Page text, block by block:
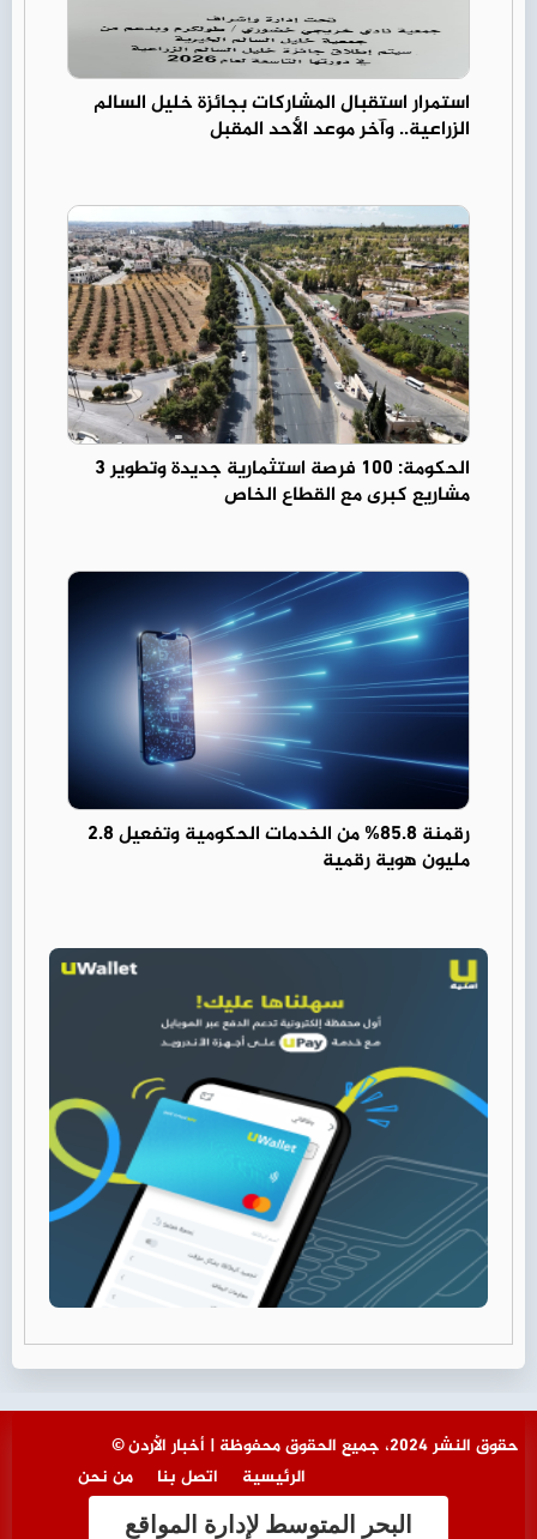
استمرار استقبال المشاركات بجائزة خليل السالم
الزراعية.. وآخر موعد الأحد المقبل
الحكومة: 100 فرصة استثمارية جديدة وتطوير 3
مشاريع كبرى مع القطاع الخاص
رقمنة 85.8% من الخدمات الحكومية وتفعيل 2.8
مليون هوية رقمية
© حقوق النشر 2024، جميع الحقوق محفوظة | أخبار الأردن
من نحن
اتصل بنا الرئيسية
البحر المتوسط لإدارة المواقع